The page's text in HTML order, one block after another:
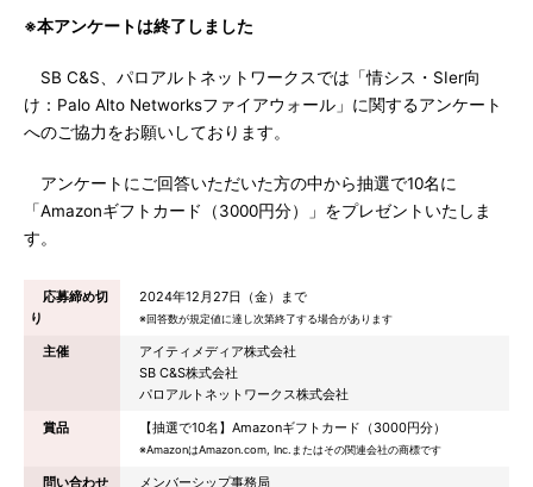
※本アンケートは終了しました
SB C&S、パロアルトネットワークスでは「情シス・SIer向
け：Palo Alto Networksファイアウォール」に関するアンケート
へのご協力をお願いしております。
アンケートにご回答いただいた方の中から抽選で10名に
「Amazonギフトカード（3000円分）」をプレゼントいたしま
す。
応募締め切
り
2024年12月27日（金）まで
※回答数が規定値に達し次第終了する場合があります
主催
アイティメディア株式会社
SB C&S株式会社
パロアルトネットワークス株式会社
賞品
【抽選で10名】Amazonギフトカード（3000円分）
※AmazonはAmazon.com, Inc.またはその関連会社の商標です
問い合わせ
メンバーシップ事務局